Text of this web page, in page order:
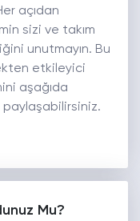
açıdan
sizi ve takım
unutmayın. Bu
etkileyici
aşağıda
paylaşabilirsiniz.
Mu?